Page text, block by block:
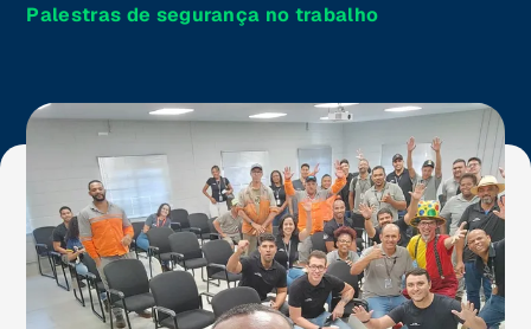
Palestras de segurança no trabalho